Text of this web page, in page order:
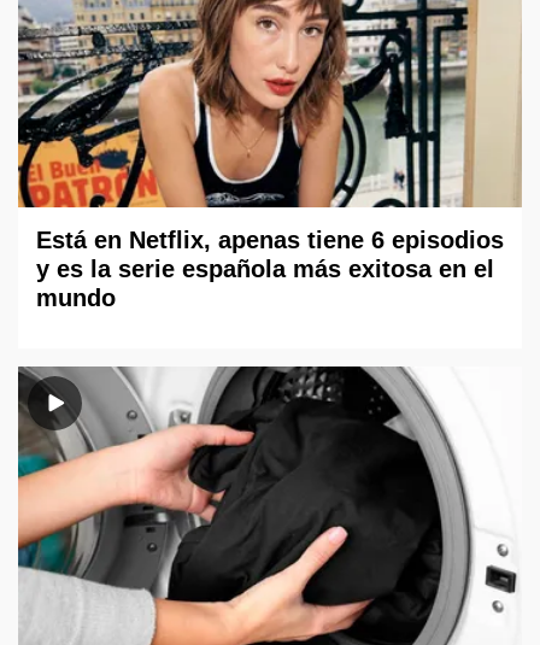
Está en Netflix, apenas tiene 6 episodios
y es la serie española más exitosa en el
mundo